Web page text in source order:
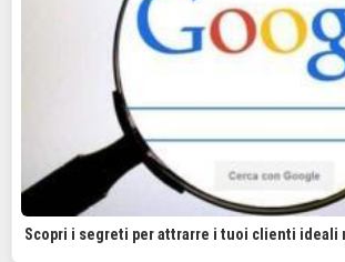
Scopri i segreti per attrarre i tuoi clienti